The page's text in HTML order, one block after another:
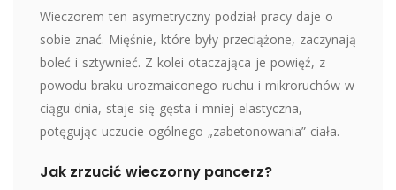
Wieczorem ten asymetryczny podział pracy daje o
sobie znać. Mięśnie, które były przeciążone, zaczynają
boleć i sztywnieć. Z kolei otaczająca je powięź, z
powodu braku urozmaiconego ruchu i mikroruchów w
ciągu dnia, staje się gęsta i mniej elastyczna,
potęgując uczucie ogólnego „zabetonowania” ciała.
Jak zrzucić wieczorny pancerz?